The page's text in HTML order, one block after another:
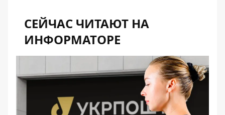
СЕЙЧАС ЧИТАЮТ НА
ИНФОРМАТОРЕ